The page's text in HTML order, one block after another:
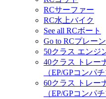
RCサーファー
RC水上バイク
See all RCボート
Go to RCプレーン
50クラス エンジ
40クラス トレー
（EP/GPコンパチ
60クラス トレー
（EP/GPコンパチ